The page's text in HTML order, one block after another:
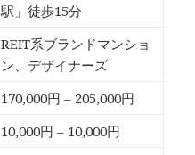
駅」徒歩15分
REIT系ブランドマンショ
ン、デザイナーズ
170,000円 – 205,000円
10,000円 – 10,000円